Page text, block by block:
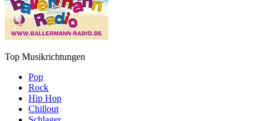
Top Musikrichtungen
Pop
Rock
Hip Hop
Chillout